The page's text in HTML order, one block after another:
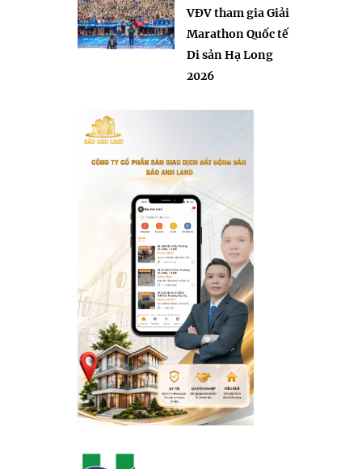
VĐV tham gia Giải
Marathon Quốc tế
Di sản Hạ Long
2026